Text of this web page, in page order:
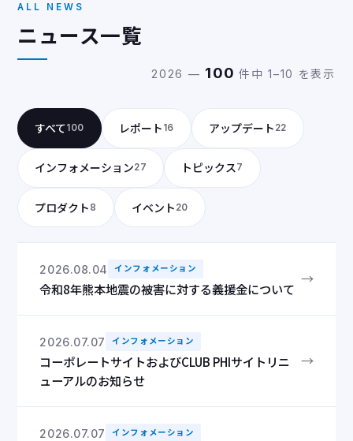
ALL NEWS
ニュース一覧
2026 — 100 件中 1–10 を表示
すべて100 レポート 16 アップデート 22
インフォメーション27 トピックス7
プロダクト 8 イベント 20
2026.08.04 インフォメーション
令和8年熊本地震の被害に対する義援金について
→
2026.07.07 インフォメーション
コーポレートサイトおよびCLUB PHIサイトリニ
ューアルのお知らせ
→
2026.07.07 インフォメーション